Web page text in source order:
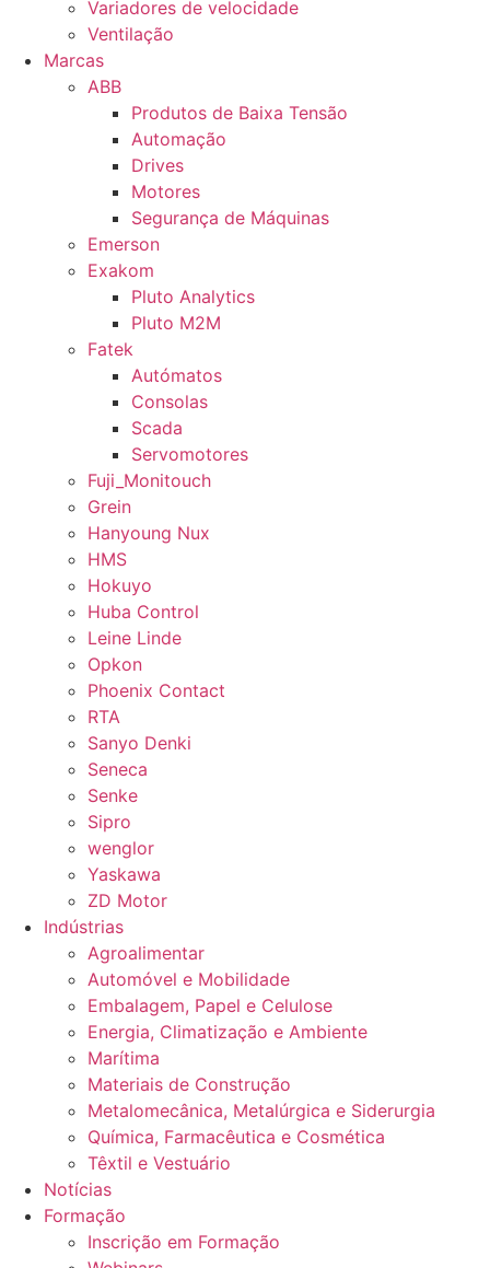
Variadores de velocidade
Ventilação
Marcas
ABB
Produtos de Baixa Tensão
Automação
Drives
Motores
Segurança de Máquinas
Emerson
Exakom
Pluto Analytics
Pluto M2M
Fatek
Autómatos
Consolas
Scada
Servomotores
Fuji_Monitouch
Grein
Hanyoung Nux
HMS
Hokuyo
Huba Control
Leine Linde
Opkon
Phoenix Contact
RTA
Sanyo Denki
Seneca
Senke
Sipro
wenglor
Yaskawa
ZD Motor
Indústrias
Agroalimentar
Automóvel e Mobilidade
Embalagem, Papel e Celulose
Energia, Climatização e Ambiente
Marítima
Materiais de Construção
Metalomecânica, Metalúrgica e Siderurgia
Química, Farmacêutica e Cosmética
Têxtil e Vestuário
Notícias
Formação
Inscrição em Formação